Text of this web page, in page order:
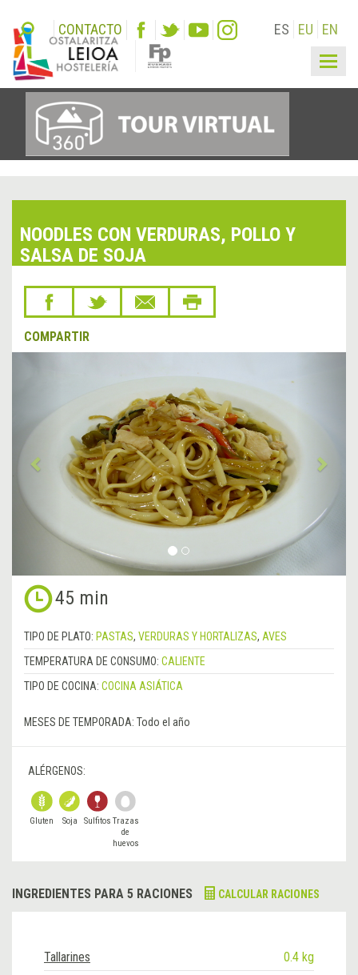
CONTACTO ES EU EN
NOODLES CON VERDURAS, POLLO Y
SALSA DE SOJA
COMPARTIR
45 min
TIPO DE PLATO: PASTAS, VERDURAS Y HORTALIZAS, AVES
TEMPERATURA DE CONSUMO: CALIENTE
TIPO DE COCINA: COCINA ASIÁTICA
MESES DE TEMPORADA: Todo el año
ALÉRGENOS:
Gluten Soja Sulfitos Trazas
de
huevos
INGREDIENTES PARA 5 RACIONES CALCULAR RACIONES
Tallarines
0.4 kg